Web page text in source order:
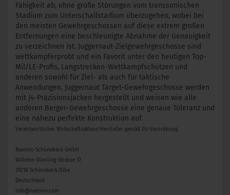
Fähigkeit ab, ohne große Störungen vom transsonischen
Stadium zum Unterschallstadium überzugehen, wobei bei
den meisten Gewehrgeschossen auf diese extrem großen
Entfernungen eine beschleunigte Abnahme der Genauigkeit
zu verzeichnen ist. Juggernaut-Zielgewehrgeschosse sind
wettkampferprobt und ein Favorit unter den heutigen Top-
Mil/LE-Profis, Langstrecken-Wettkampfschützen und
anderen sowohl für Ziel- als auch für taktische
Anwendungen. Juggernaut Target-Gewehrgeschosse werden
mit J4-Präzisionsjacken hergestellt und weisen wie alle
anderen Berger-Gewehrgeschosse eine genaue Toleranz und
eine nahezu perfekte Konstruktion auf.
Verantwortlicher Wirtschaftsakteur/Hersteller gemäß EU-Verordnung
Nammo Schönebeck GmbH
Wilhelm-Dümling-Strasse 12
39218 Schönebeck/Elbe
Deutschland
info@nammo.com